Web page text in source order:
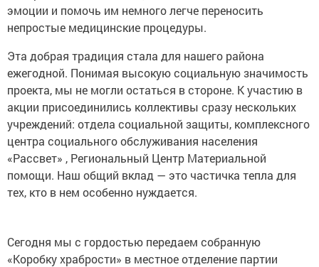
эмоции и помочь им немного легче переносить
непростые медицинские процедуры.
Эта добрая традиция стала для нашего района
ежегодной. Понимая высокую социальную значимость
проекта, мы не могли остаться в стороне. К участию в
акции присоединились коллективы сразу нескольких
учреждений: отдела социальной защиты, комплексного
центра социального обслуживания населения
«Рассвет» , Региональный Центр Материальной
помощи. Наш общий вклад — это частичка тепла для
тех, кто в нем особенно нуждается.
Сегодня мы с гордостью передаем собранную
«Коробку храбрости» в местное отделение партии